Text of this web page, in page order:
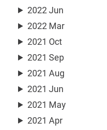
2022 Jun
2022 Mar
2021 Oct
2021 Sep
2021 Aug
2021 Jun
2021 May
2021 Apr